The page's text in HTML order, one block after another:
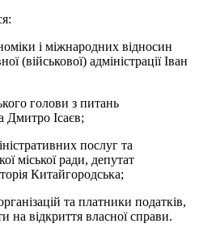
і міжнародних відносин
(військової) адміністрації Іван
голови з питань
Дмитро Ісаєв;
послуг та
міської ради, депутат
Китайгородська;
та платники податків,
на відкриття власної справи.